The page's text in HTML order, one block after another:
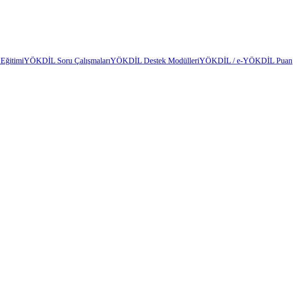
YÖKDİL Soru ÇalışmalarıYÖKDİL Destek ModülleriYÖKDİL / e-YÖKDİL Puan